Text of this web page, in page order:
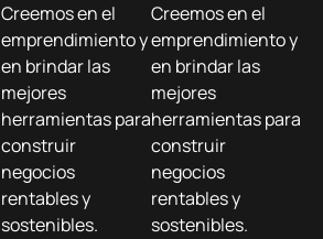
Creemos en el
emprendimiento y
en brindar las
mejores
herramientas para
construir
negocios
rentables y
sostenibles.
Creemos en el
emprendimiento y
en brindar las
mejores
herramientas para
construir
negocios
rentables y
sostenibles.